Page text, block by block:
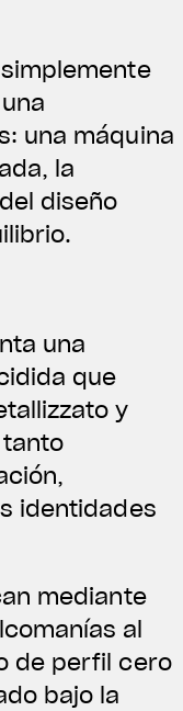
una máquina
la
diseño
una
que
y
tanto
identidades
mediante
al
de perfil cero
bajo la